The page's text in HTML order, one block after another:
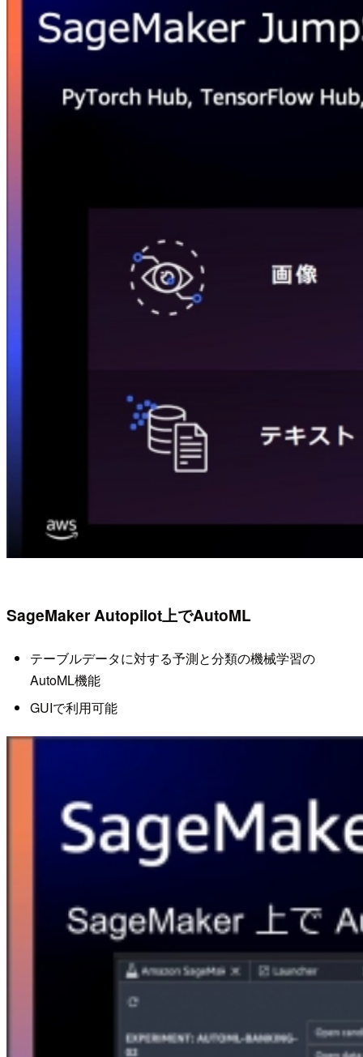
SageMaker Autopilot上でAutoML
テーブルデータに対する予測と分類の機械学習の
AutoML機能
GUIで利用可能